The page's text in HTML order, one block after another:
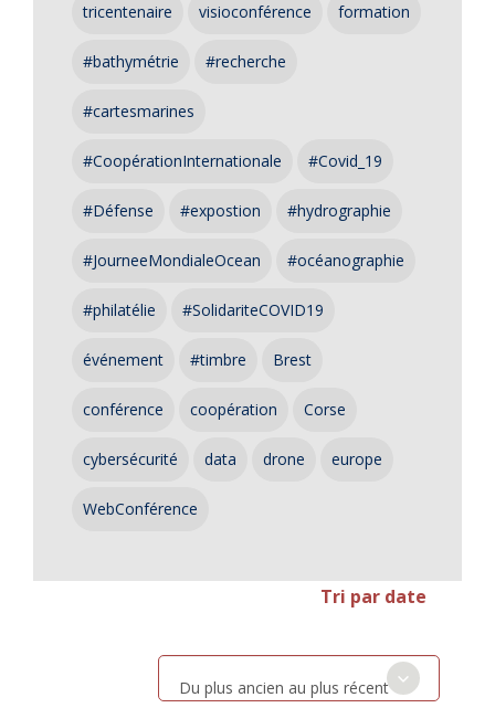
tricentenaire visioconférence formation
#bathymétrie #recherche
#cartesmarines
#CoopérationInternationale #Covid_19
#Défense #expostion #hydrographie
#JourneeMondialeOcean #océanographie
#philatélie #SolidariteCOVID19
événement #timbre Brest
conférence coopération Corse
cybersécurité data drone europe
WebConférence
Tri par date
Du plus ancien au plus récent